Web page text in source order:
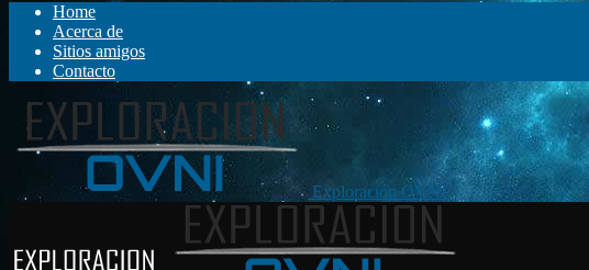
Home
Acerca de
Sitios amigos
Contacto
Exploración OVNI